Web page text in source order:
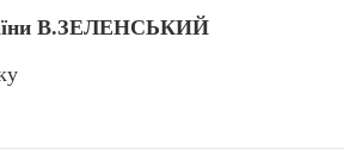
В.ЗЕЛЕНСЬКИЙ